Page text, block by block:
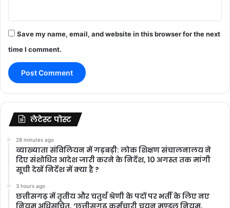
Save my name, email, and website in this browser for the next
time I comment.
लेटेस्ट पोस्ट
28 minutes ago
​व्याख्याता संविलियन में गड़बड़ी: लोक शिक्षण संचालनालय ने
दिए संशोधित आदेश जारी करने के निर्देश, 10 अगस्त तक मांगी
सूची देखें निर्देश में क्या है ?
3 hours ago
छत्तीसगढ़ में तृतीय और चतुर्थ श्रेणी के पदों पर भर्ती के लिए नए